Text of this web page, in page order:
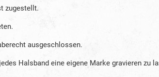
zugestellt.
ausgeschlossen.
Halsband eine eigene Marke gravieren